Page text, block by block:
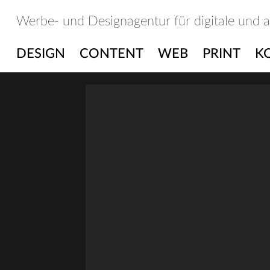
Werbe- und Designagentur für digitale und
DESIGN CONTENT WEB PRINT